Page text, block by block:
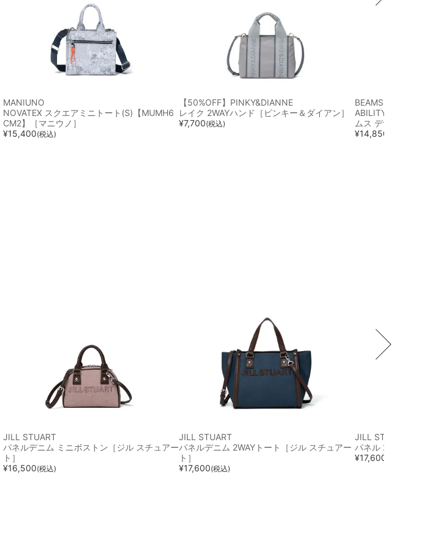
MANIUNO
NOVATEX スクエアミニトート(S)【MUMH6
CM2】［マニウノ］
¥15,400(税込)
【50%OFF】PINKY&DIANNE
レイク 2WAYハンド［ピンキー＆ダイアン］
¥7,700(税込)
BEAMS DESIGN
ABILITY トートバ
ムス デザイン］
¥14,850
JILL STUART
パネルデニム ミニボストン［ジル スチュアー
ト］
¥16,500(税込)
JILL STUART
パネルデニム 2WAYトート［ジル スチュアー
ト］
¥17,600(税込)
JILL STUART
パネル 2WAYハン
¥17,600